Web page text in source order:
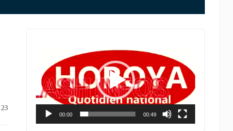
00:00 00:49